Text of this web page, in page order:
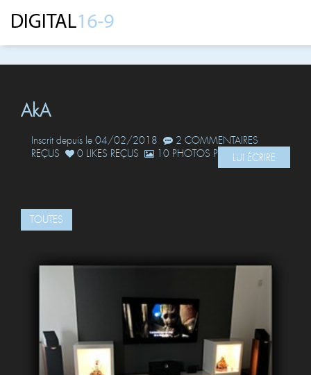
AkA
Inscrit depuis le 04/02/2018
2 COMMENTAIRES
REÇUS
0 LIKES REÇUS 10 PHOTOS POSTÉESLUI ÉCRIRE
TOUTES